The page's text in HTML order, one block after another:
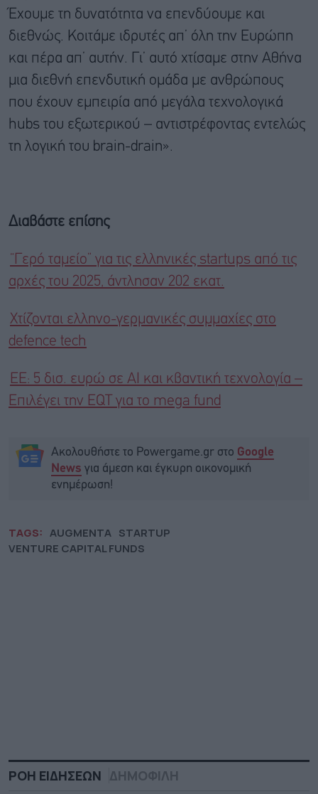
Έχουμε τη δυνατότητα να επενδύουμε και
διεθνώς. Κοιτάμε ιδρυτές απ’ όλη την Ευρώπη
και πέρα απ’ αυτήν. Γι’ αυτό χτίσαμε στην Αθήνα
μια διεθνή επενδυτική ομάδα με ανθρώπους
που έχουν εμπειρία από μεγάλα τεχνολογικά
hubs του εξωτερικού – αντιστρέφοντας εντελώς
τη λογική του brain-drain».
Διαβάστε επίσης
“Γερό ταμείο” για τις ελληνικές startups από τις
αρχές του 2025, άντλησαν 202 εκατ.
Χτίζονται ελληνο-γερμανικές συμμαχίες στο
defence tech
ΕΕ: 5 δισ. ευρώ σε AI και κβαντική τεχνολογία –
Eπιλέγει την EQT για το mega fund
Ακολουθήστε το Powergame.gr στο Google
News για άμεση και έγκυρη οικονομική
ενημέρωση!
TAGS: AUGMENTA STARTUP
VENTURE CAPITAL FUNDS
ΡΟΗ ΕΙΔΗΣΕΩΝ ΔΗΜΟΦΙΛΗ